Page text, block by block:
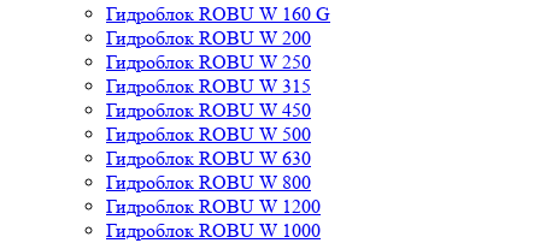
Гидроблок ROBU W 160 G
Гидроблок ROBU W 200
Гидроблок ROBU W 250
Гидроблок ROBU W 315
Гидроблок ROBU W 450
Гидроблок ROBU W 500
Гидроблок ROBU W 630
Гидроблок ROBU W 800
Гидроблок ROBU W 1200
Гидроблок ROBU W 1000